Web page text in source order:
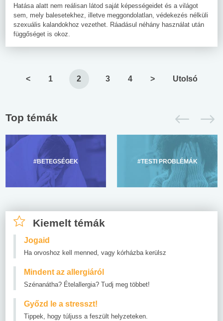
Hatása alatt nem reálisan látod saját képességeidet és a világot
sem, mely balesetekhez, illetve meggondolatlan, védekezés nélküli
szexuális kalandokhoz vezethet. Ráadásul néhány használat után
függőséget is okoz.
< 1 2 3 4 > Utolsó
Top témák
#BETEGSÉGEK #TESTI PROBLÉMÁK
Kiemelt témák
Jogaid
Ha orvoshoz kell menned, vagy kórházba kerülsz
Mindent az allergiáról
Szénanátha? Ételallergia? Tudj meg többet!
Győzd le a stresszt!
Tippek, hogy túljuss a feszült helyzeteken.